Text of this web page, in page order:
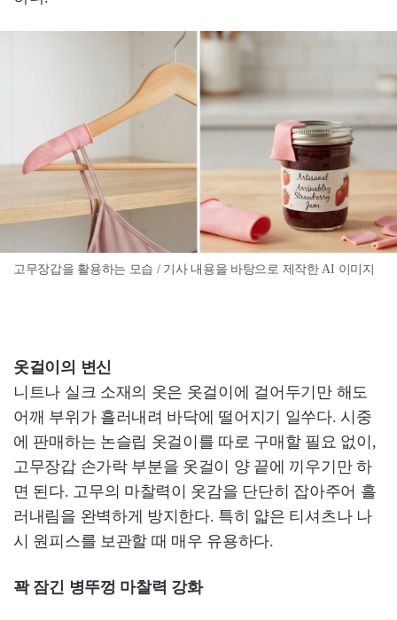
고무장갑을 활용하는 모습 / 기사 내용을 바탕으로 제작한 AI 이미지
옷걸이의 변신
니트나 실크 소재의 옷은 옷걸이에 걸어두기만 해도
어깨 부위가 흘러내려 바닥에 떨어지기 일쑤다. 시중
에 판매하는 논슬립 옷걸이를 따로 구매할 필요 없이,
고무장갑 손가락 부분을 옷걸이 양 끝에 끼우기만 하
면 된다. 고무의 마찰력이 옷감을 단단히 잡아주어 흘
러내림을 완벽하게 방지한다. 특히 얇은 티셔츠나 나
시 원피스를 보관할 때 매우 유용하다.
꽉 잠긴 병뚜껑 마찰력 강화